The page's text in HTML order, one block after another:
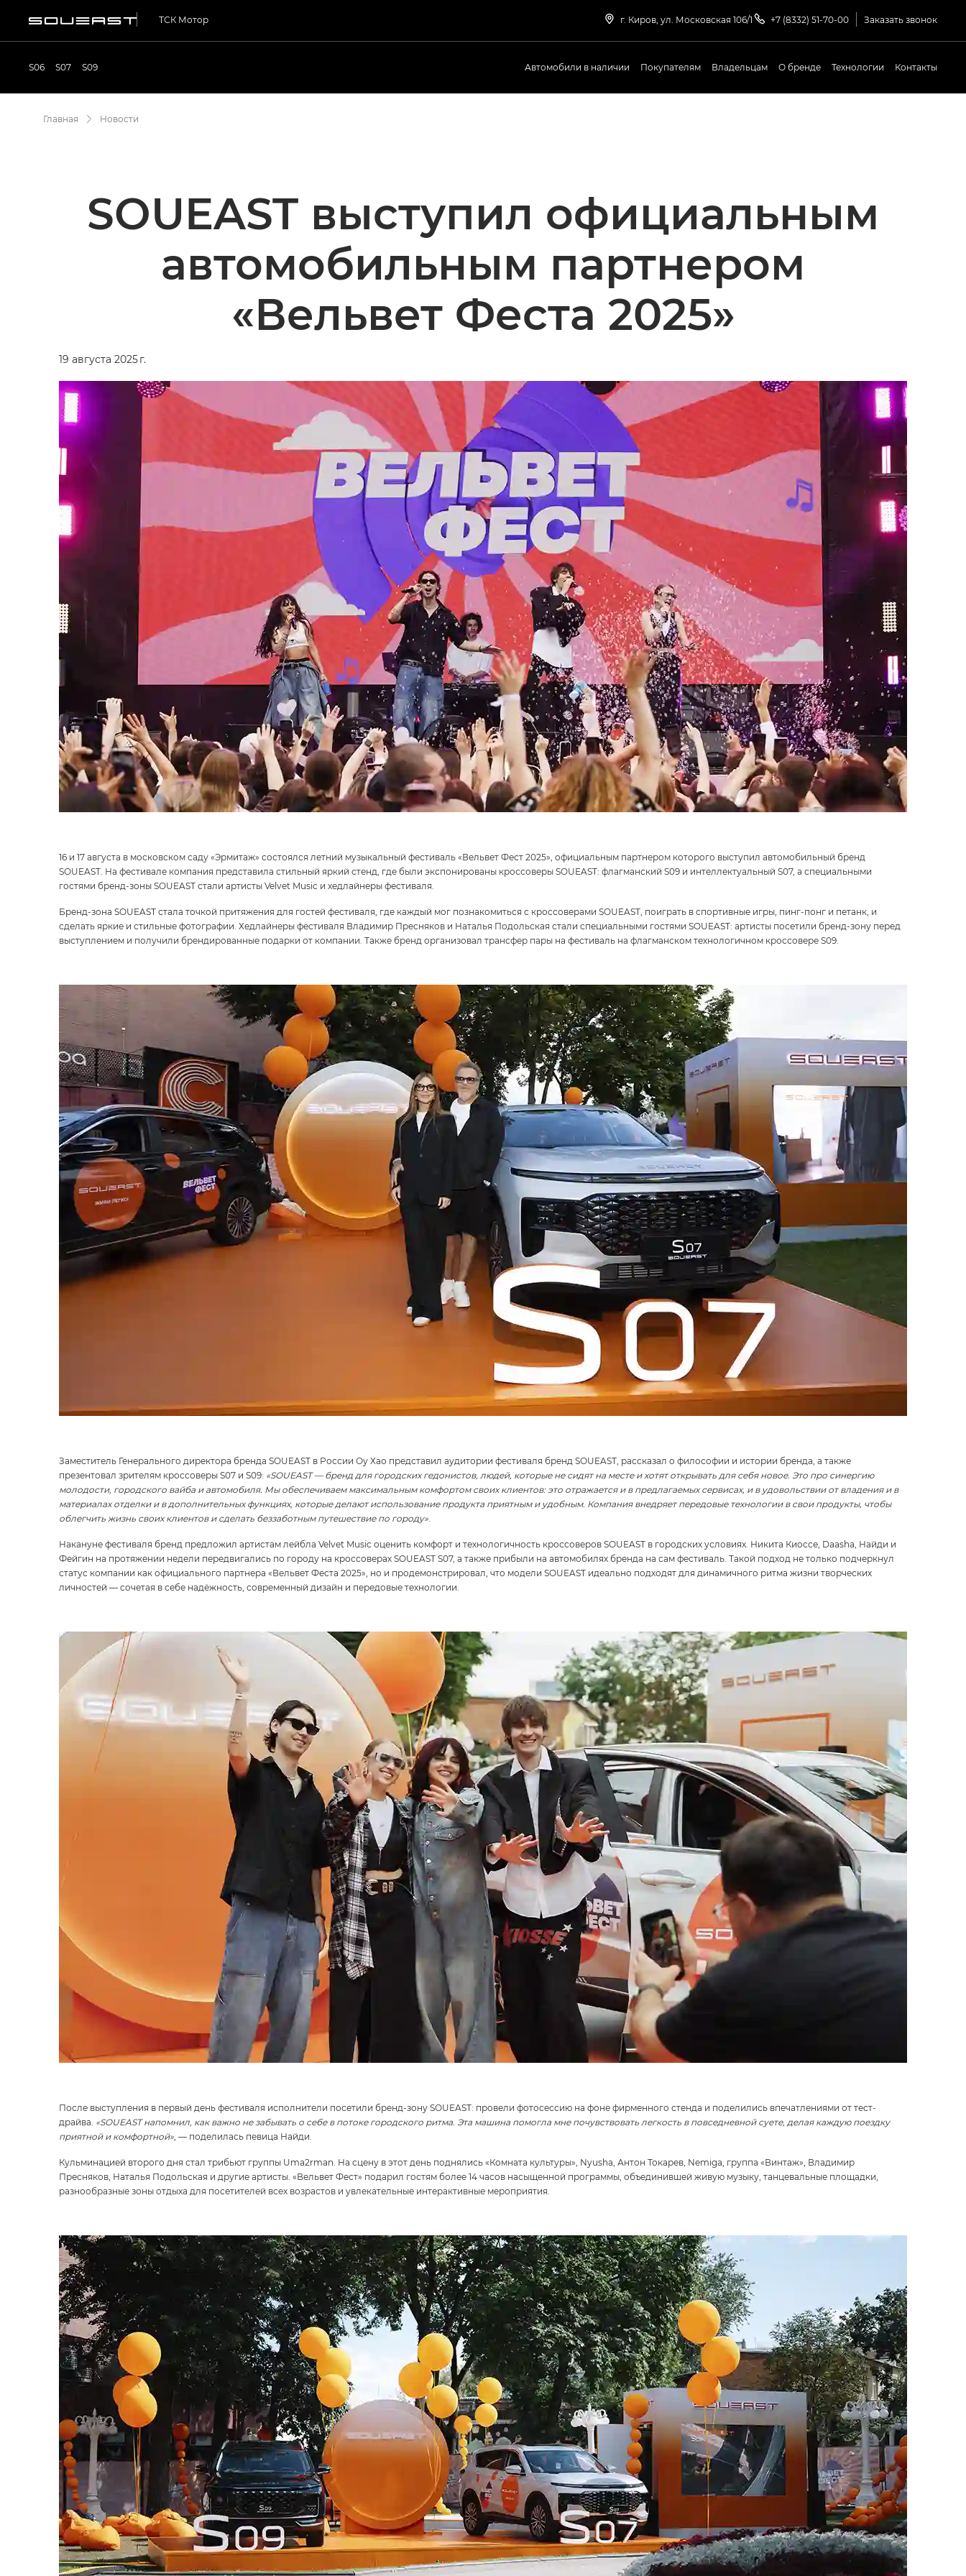
ТСК Мотор г. Киров, ул. Московская 106/1 +7 (8332) 51-70-00 Заказать звонок
S06 S07 S09 Автомобили в наличии Покупателям Владельцам О бренде Технологии Контакты
Главная Новости
SOUEAST выступил официальным
автомобильным партнером
«Вельвет Феста 2025»
19 августа 2025 г.
16 и 17 августа в московском саду «Эрмитаж» состоялся летний музыкальный фестиваль «Вельвет Фест 2025», официальным партнером которого выступил автомобильный бренд
SOUEAST. На фестивале компания представила стильный яркий стенд, где были экспонированы кроссоверы SOUEAST: флагманский S09 и интеллектуальный S07, а специальными
гостями бренд-зоны SOUEAST стали артисты Velvet Music и хедлайнеры фестиваля.
Бренд-зона SOUEAST стала точкой притяжения для гостей фестиваля, где каждый мог познакомиться с кроссоверами SOUEAST, поиграть в спортивные игры, пинг-понг и петанк, и
сделать яркие и стильные фотографии. Хедлайнеры фестиваля Владимир Пресняков и Наталья Подольская стали специальными гостями SOUEAST: артисты посетили бренд-зону перед
выступлением и получили брендированные подарки от компании. Также бренд организовал трансфер пары на фестиваль на флагманском технологичном кроссовере S09.
Заместитель Генерального директора бренда SOUEAST в России Оу Хао представил аудитории фестиваля бренд SOUEAST, рассказал о философии и истории бренда, а также
презентовал зрителям кроссоверы S07 и S09: «SOUEAST — бренд для городских гедонистов, людей, которые не сидят на месте и хотят открывать для себя новое. Это про синергию
молодости, городского вайба и автомобиля. Мы обеспечиваем максимальным комфортом своих клиентов: это отражается и в предлагаемых сервисах, и в удовольствии от владения и в
материалах отделки и в дополнительных функциях, которые делают использование продукта приятным и удобным. Компания внедряет передовые технологии в свои продукты, чтобы
облегчить жизнь своих клиентов и сделать беззаботным путешествие по городу»
Накануне фестиваля бренд предложил артистам лейбла Velvet Music оценить комфорт и технологичность кроссоверов SOUEAST в городских условиях. Никита Киоссе, Daasha, Найди и
Фейгин на протяжении недели передвигались по городу на кроссоверах SOUEAST S07, а также прибыли на автомобилях бренда на сам фестиваль. Такой подход не только подчеркнул
статус компании как официального партнера «Вельвет Феста 2025», но и продемонстрировал, что модели SOUEAST идеально подходят для динамичного ритма жизни творческих
личностей — сочетая в себе надёжность, современный дизайн и передовые технологии.
После выступления в первый день фестиваля исполнители посетили бренд-зону SOUEAST: провели фотосессию на фоне фирменного стенда и поделились впечатлениями от тест-
драйва. «SOUEAST напомнил, как важно не забывать о себе в потоке городского ритма. Эта машина помогла мне почувствовать легкость в повседневной суете, делая каждую поездку
приятной и комфортной» , — поделилась певица Найди.
Кульминацией второго дня стал трибьют группы Uma2rman. На сцену в этот день поднялись «Комната культуры», Nyusha, Антон Токарев, Nemiga, группа «Винтаж», Владимир
Пресняков, Наталья Подольская и другие артисты. «Вельвет Фест» подарил гостям более 14 часов насыщенной программы, объединившей живую музыку, танцевальные площадки,
разнообразные зоны отдыха для посетителей всех возрастов и увлекательные интерактивные мероприятия.